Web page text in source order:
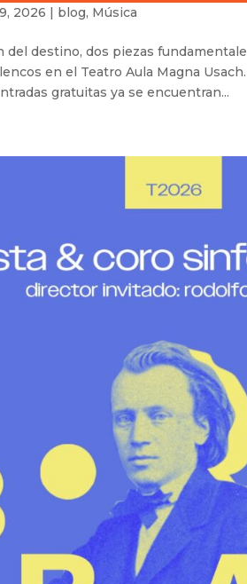
2026 blog, Música
del destino, dos piezas
en el Teatro Aula Magna
gratuitas ya se encuentran...